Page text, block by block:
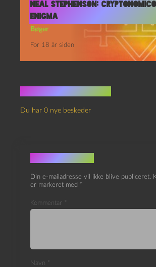
Neal Stephenson:
Enigma
Bøger
For 18 år siden
Du har 0 nye beskeder
Skriv et svar
Din e-mailadresse vil ikke blive publiceret.
er markeret med *
Kommentar *
Navn *